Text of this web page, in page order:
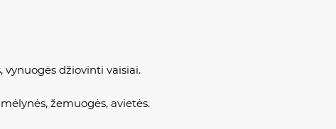
vynuogės džiovinti vaisiai.
žemuogės, avietės.